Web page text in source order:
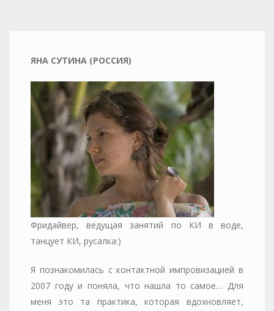
ЯНА СУТИНА (РОССИЯ)
Фридайвер, ведущая занятий по КИ в воде,
танцует КИ, русалка:)
Я познакомилась с контактной импровизацией в
2007 году и поняла, что нашла то самое… Для
меня это та практика, которая вдохновляет,